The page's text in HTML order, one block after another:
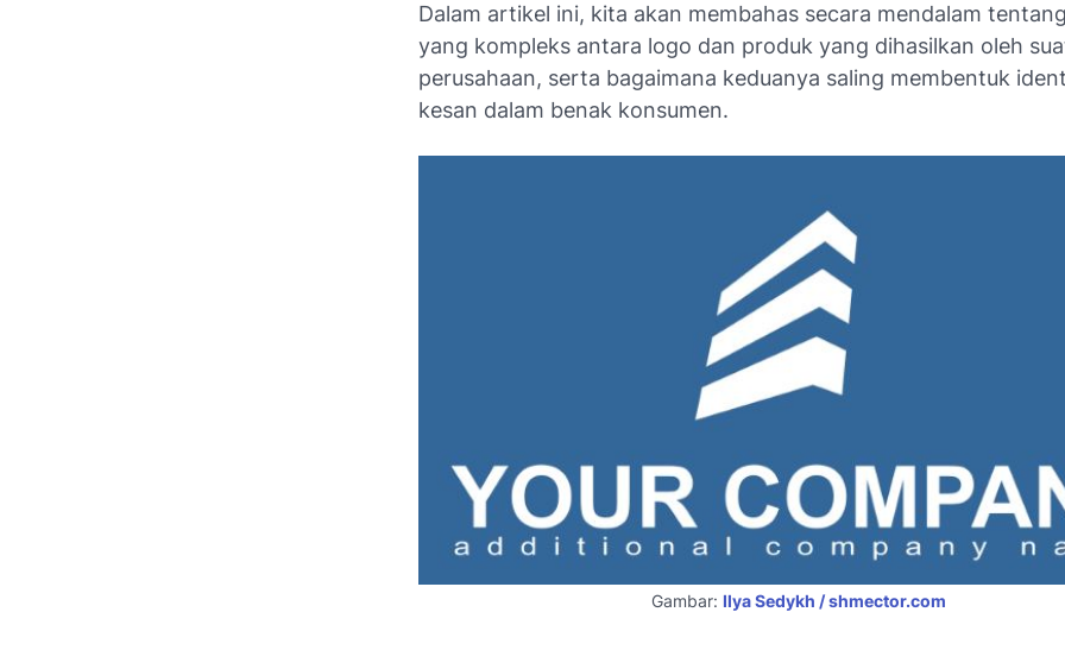
Dalam artikel ini, kita akan membahas secara mendalam
yang kompleks antara logo dan produk yang dihasilkan oleh
perusahaan, serta bagaimana keduanya saling membentuk
kesan dalam benak konsumen.
Gambar: Ilya Sedykh / shmector.com